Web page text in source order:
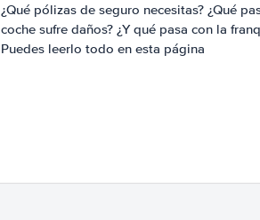
¿Qué pólizas de seguro necesitas? ¿Qué
coche sufre daños? ¿Y qué pasa con la
Puedes leerlo todo en esta página